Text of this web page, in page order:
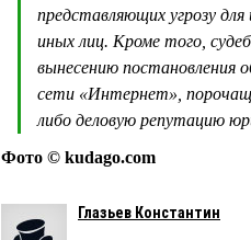
представляющих угрозу
иных лиц. Кроме того,
вынесению постановления
сети «Интернет»,
либо деловую репутацию
Фото © kudago.com
Глазьев Константин